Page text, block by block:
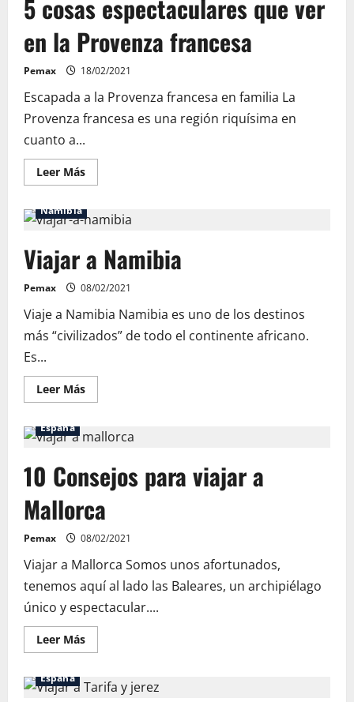
5 cosas espectaculares que ver
en la Provenza francesa
Pemax 18/02/2021
Escapada a la Provenza francesa en familia La
Provenza francesa es una región riquísima en
cuanto a...
Leer MásLeer
más
5
cosas
que
ver
en
la
Provenza
Namibia
Viajar a Namibia
Pemax 08/02/2021
Viaje a Namibia Namibia es uno de los destinos
más “civilizados” de todo el continente africano.
Es...
Leer MásLeer
más
Viajar
a
España
10 Consejos para viajar a
Mallorca
Pemax 08/02/2021
Viajar a Mallorca Somos unos afortunados,
tenemos aquí al lado las Baleares, un archipiélago
único y espectacular....
Leer MásLeer
más
10
Consejos
España